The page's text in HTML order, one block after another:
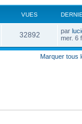
VUES
32892V
u
D
e
n
i
a
par
mer. 6
Marquer tous